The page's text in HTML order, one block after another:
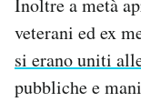
veterani ed ex
si erano uniti
pubbliche e